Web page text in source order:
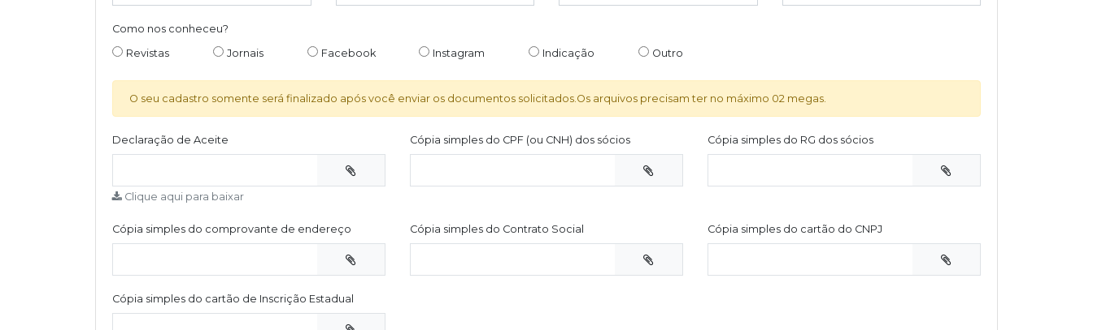
Como nos conheceu?
Revistas
Jornais Facebook Instagram Indicação Outro
O seu cadastro somente será finalizado após você enviar os documentos solicitados.Os arquivos precisam ter no máximo 02 megas.
Declaração de Aceite
Clique aqui para baixar
Cópia simples do CPF (ou CNH) dos sócios Cópia simples do RG dos sócios
Cópia simples do comprovante de endereço Cópia simples do Contrato Social Cópia simples do cartão do CNPJ
Cópia simples do cartão de Inscrição Estadual